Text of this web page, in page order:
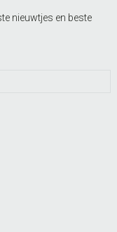
nieuwtjes en beste